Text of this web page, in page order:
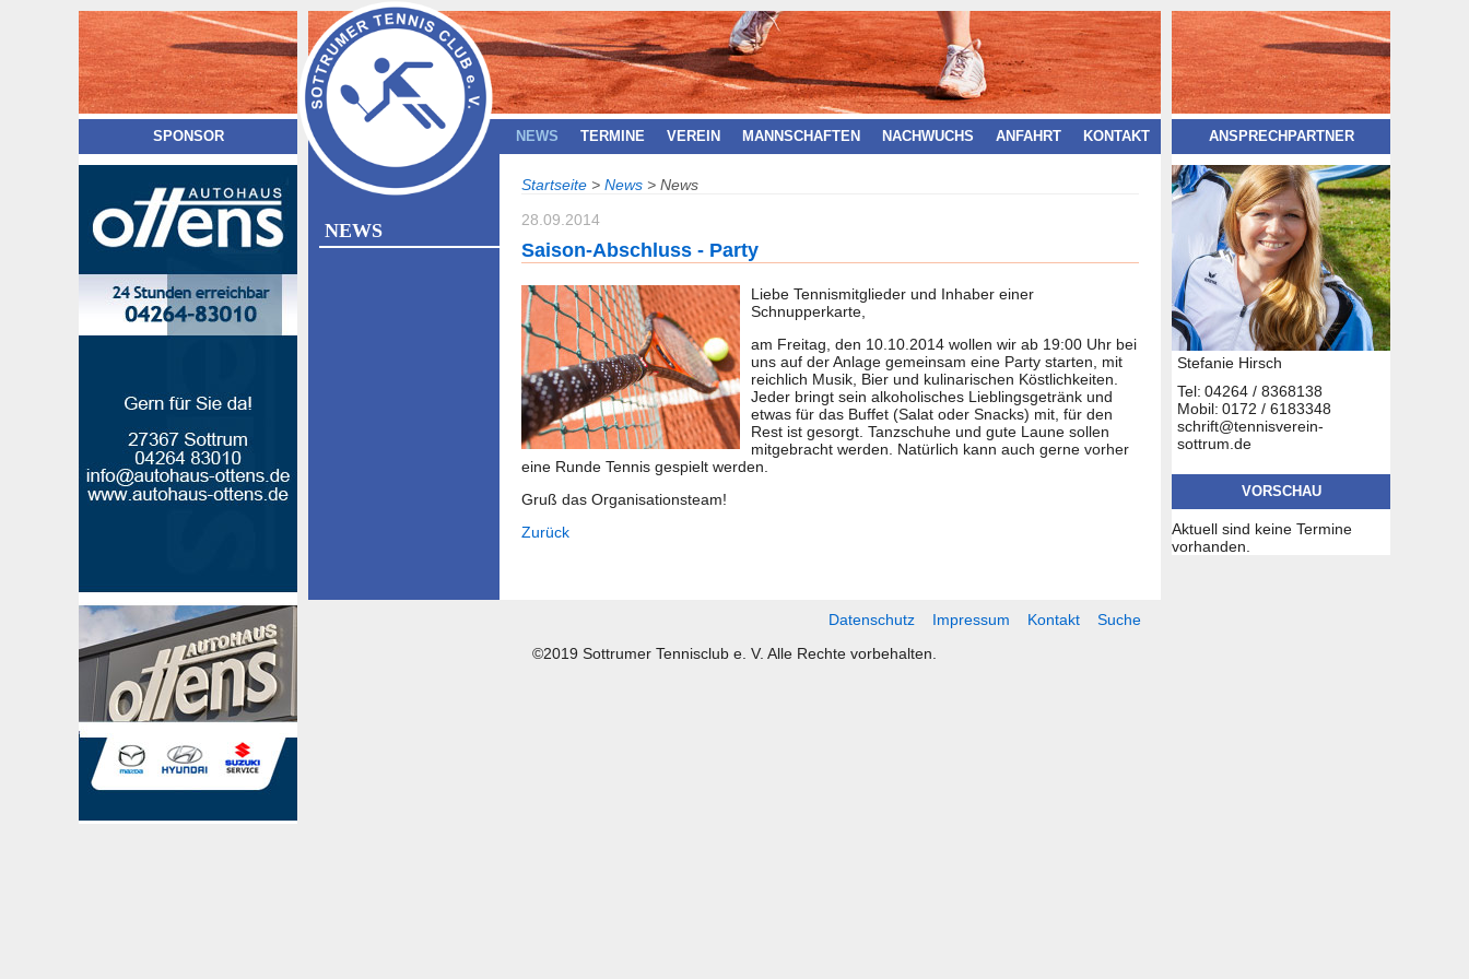
NEWS TERMINE VEREIN MANNSCHAFTEN NACHWUCHS ANFAHRT KONTAKT
NEWS
Startseite > News > News
28.09.2014
Saison-Abschluss - Party
Liebe Tennismitglieder und Inhaber einer
Schnupperkarte,
am Freitag, den 10.10.2014 wollen wir ab 19:00 Uhr bei
uns auf der Anlage gemeinsam eine Party starten, mit
reichlich Musik, Bier und kulinarischen Köstlichkeiten.
Jeder bringt sein alkoholisches Lieblingsgetränk und
etwas für das Buffet (Salat oder Snacks) mit, für den
Rest ist gesorgt. Tanzschuhe und gute Laune sollen
mitgebracht werden. Natürlich kann auch gerne vorher
eine Runde Tennis gespielt werden.
Gruß das Organisationsteam!
Zurück
ANSPRECHPARTNER
Stefanie Hirsch
Tel: 04264 / 8368138
Mobil: 0172 / 6183348
schrift@tennisverein-
sottrum.de
VORSCHAU
Aktuell sind keine Termine
vorhanden.
SPONSOR
Suche
Kontakt
Impressum
Datenschutz
©2019 Sottrumer Tennisclub e. V. Alle Rechte vorbehalten.